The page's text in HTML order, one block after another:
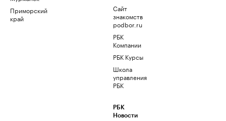
Приморский
край
Сайт
знакомств
podbor.ru
РБК
Компании
РБК Курсы
Школа
управления
РБК
РБК
Новости